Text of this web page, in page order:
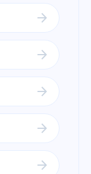
arrow_forward
arrow_forward
arrow_forward
arrow_forward
arrow_forward